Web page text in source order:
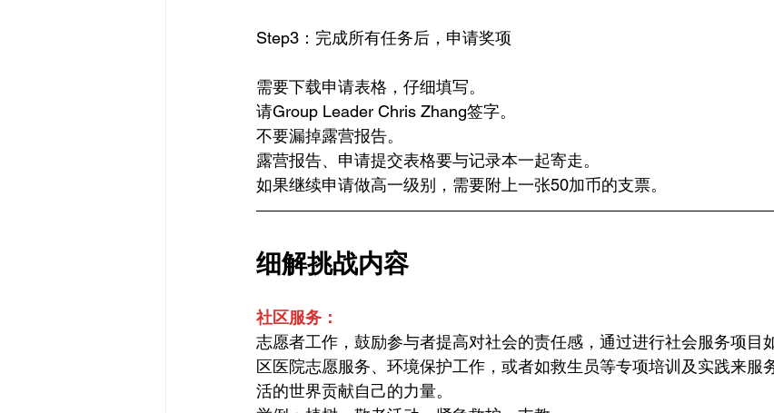
Step3：完成所有任务后，申请奖项
需要下载申请表格，仔细填写。
请Group Leader Chris Zhang签字。
不要漏掉露营报告。
露营报告、申请提交表格要与记录本一起寄走。
如果继续申请做高一级别，需要附上一张50加币的支票。
细解挑战内容
社区服务：
志愿者工作，鼓励参与者提高对社会的责任感，通过进行社会服务项目
区医院志愿服务、环境保护工作，或者如救生员等专项培训及实践来服
活的世界贡献自己的力量。